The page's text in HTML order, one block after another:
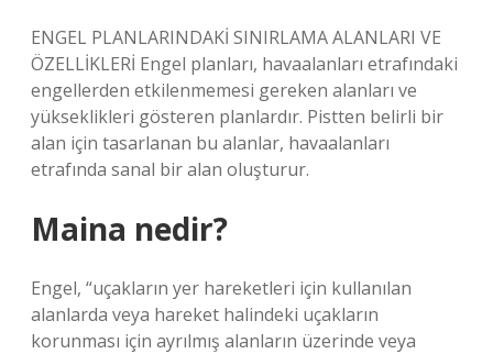
ENGEL PLANLARINDAKİ SINIRLAMA ALANLARI VE
ÖZELLİKLERİ Engel planları, havaalanları etrafındaki
engellerden etkilenmemesi gereken alanları ve
yükseklikleri gösteren planlardır. Pistten belirli bir
alan için tasarlanan bu alanlar, havaalanları
etrafında sanal bir alan oluşturur.
Maina nedir?
Engel, “uçakların yer hareketleri için kullanılan
alanlarda veya hareket halindeki uçakların
korunması için ayrılmış alanların üzerinde veya